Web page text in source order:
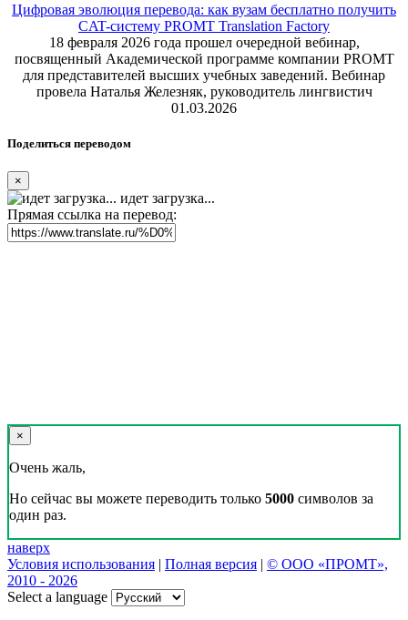
Цифровая эволюция перевода: как вузам бесплатно получить
CAT-систему PROMT Translation Factory
18 февраля 2026 года прошел очередной вебинар,
посвященный Академической программе компании PROMT
для представителей высших учебных заведений. Вебинар
провела Наталья Железняк, руководитель лингвистич
01.03.2026
Поделиться переводом
×
идет загрузка...
Прямая ссылка на перевод:
×
Очень жаль,
Но сейчас вы можете переводить только 5000 символов за
один раз.
наверх
Условия использования | Полная версия | © ООО «ПРОМТ»,
2010 - 2026
Select a language